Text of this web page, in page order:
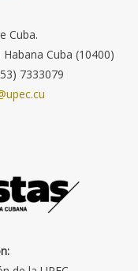
Cuba.
Cuba (10400)
7333079